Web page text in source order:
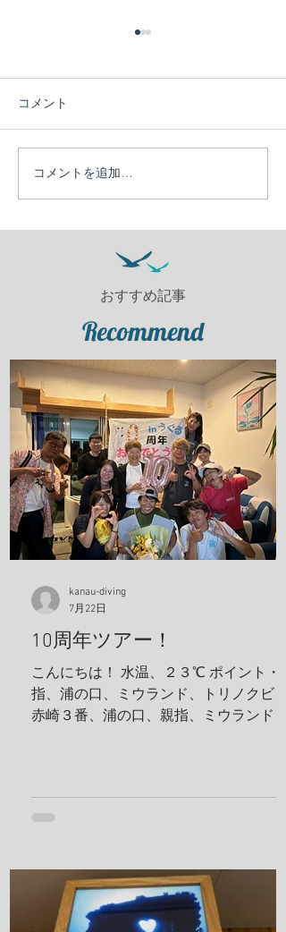
５日目！
コメント
コメントを追加…
おすすめ記事
Recommend
10周年ツアー！
こんにちは！ 水温、２３℃ ポイント・親
指、浦の口、ミウランド、トリノクビ、
赤崎３番、浦の口、親指、ミウランド 見
ナダイ、トラウツボ、キンチャクガニ、
リ、タテシマシマギンポ、ハナヒゲウツ
ボ、イソギンチャクモエビ、サクラコシ
オリエビ、モズクショイ、クダゴンベ、
kanau-diving
7月22日